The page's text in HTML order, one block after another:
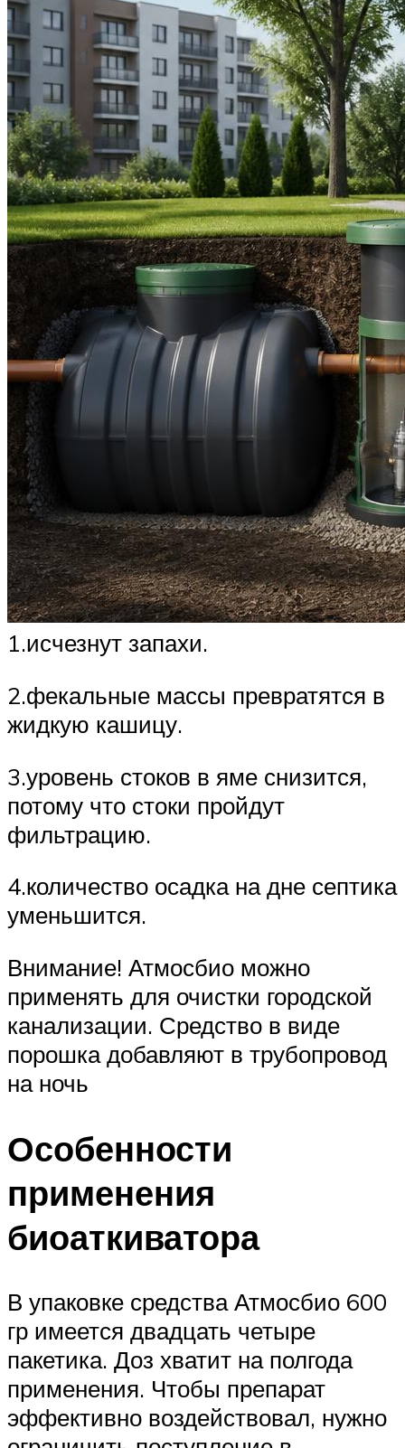
1.исчезнут запахи.
2.фекальные массы превратятся в
жидкую кашицу.
3.уровень стоков в яме снизится,
потому что стоки пройдут
фильтрацию.
4.количество осадка на дне септика
уменьшится.
Внимание! Атмосбио можно
применять для очистки городской
канализации. Средство в виде
порошка добавляют в трубопровод
на ночь
Особенности
применения
биоаткиватора
В упаковке средства Атмосбио 600
гр имеется двадцать четыре
пакетика. Доз хватит на полгода
применения. Чтобы препарат
эффективно воздействовал, нужно